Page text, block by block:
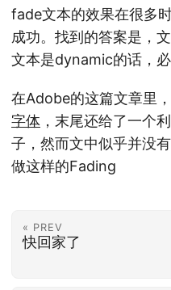
fade文本的效果在很多
成功。找到的答案是，
文本是dynamic的话，
在Adobe的这篇文章里
字体 ，末尾还给了一个
子，然而文中似乎并没
做这样的Fading
« PREV
快回家了